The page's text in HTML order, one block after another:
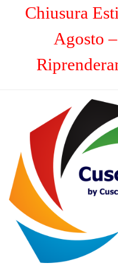
Chiusura
Agosto